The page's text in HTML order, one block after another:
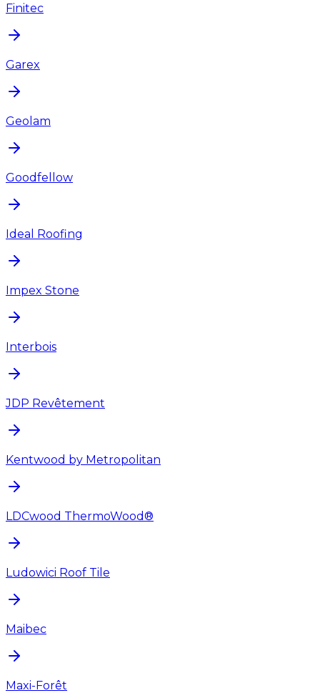
Finitec
Garex
Geolam
Goodfellow
Ideal Roofing
Impex Stone
Interbois
JDP Revêtement
Kentwood by Metropolitan
LDCwood ThermoWood®
Ludowici Roof Tile
Maibec
Maxi-Forêt